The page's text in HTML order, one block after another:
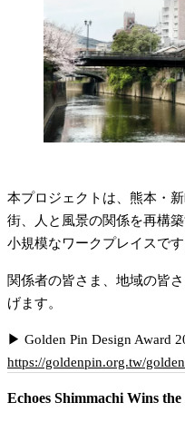
本プロジェクトは、熊本・
街、人と風景の関係を再構
小規模なワークプレイスです
関係者の皆さま、地域の皆
げます。
▶ Golden Pin Design Award
https://goldenpin.org.tw/
Echoes Shimmachi Wins